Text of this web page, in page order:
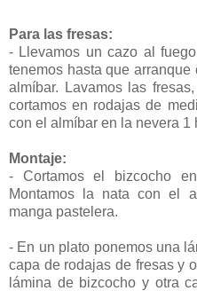
Para las fresas:
- Llevamos un cazo al
tenemos hasta que
almíbar. Lavamos las
cortamos en rodajas de
con el almíbar en la nevera 1
Montaje:
- Cortamos el bizcocho
Montamos la nata con el
manga pastelera.
- En un plato ponemos una
capa de rodajas de fresas y
lámina de bizcocho y otra